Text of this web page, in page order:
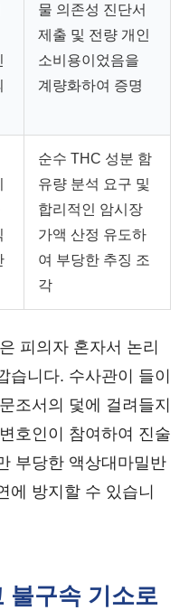
물 의존성 진단서
제출 및 전량 개인
소비용이었음을
계량화하여 증명
순수 THC 성분 함
유량 분석 요구 및
합리적인 암시장
가액 산정 유도하
여 부당한 추징 조
각
피의자 혼자서 논리
습니다. 수사관이 들이
조서의 덫에 걸려들지
호인이 참여하여 진술
부당한 액상대마밀반
에 방지할 수 있습니
불구속 기소로